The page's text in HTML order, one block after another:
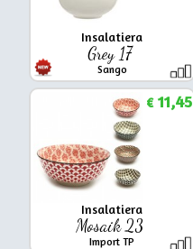
Insalatiera
Grey 17
Sango
Insalatiera
Mosaik 23
Import TP
€11,45